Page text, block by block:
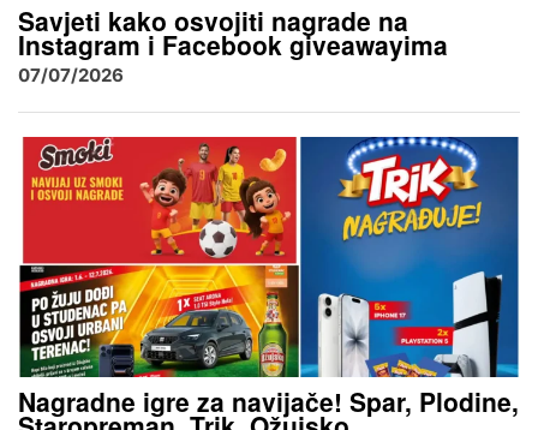
Savjeti kako osvojiti nagrade na
Instagram i Facebook giveawayima
07/07/2026
Nagradne igre za navijače! Spar, Plodine,